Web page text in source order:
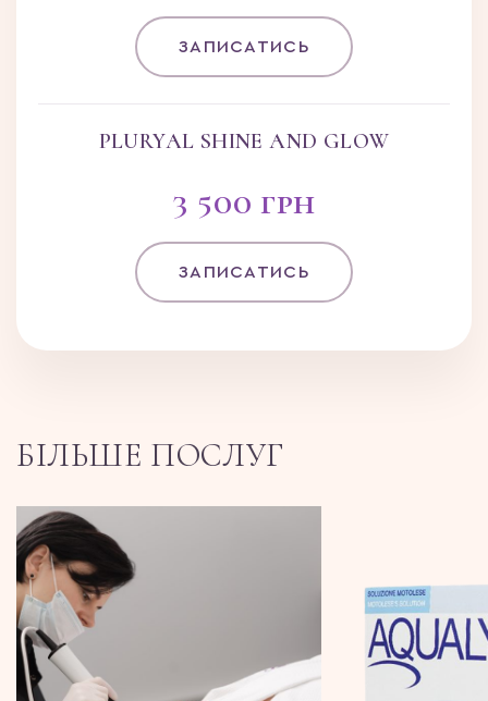
ЗАПИСАТИСЬ
PLURYAL SHINE AND GLOW
3 500 грн
ЗАПИСАТИСЬ
БІЛЬШЕ ПОСЛУГ